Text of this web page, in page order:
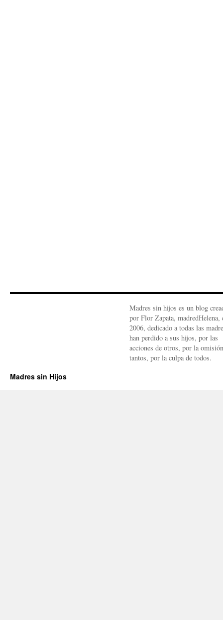
Madres sin hijos es un blog
por Flor Zapata, madredHelena,
2006, dedicado a todas las
han perdido a sus hijos, por las
acciones de otros, por la
tantos, por la culpa de todos.
Madres sin Hijos